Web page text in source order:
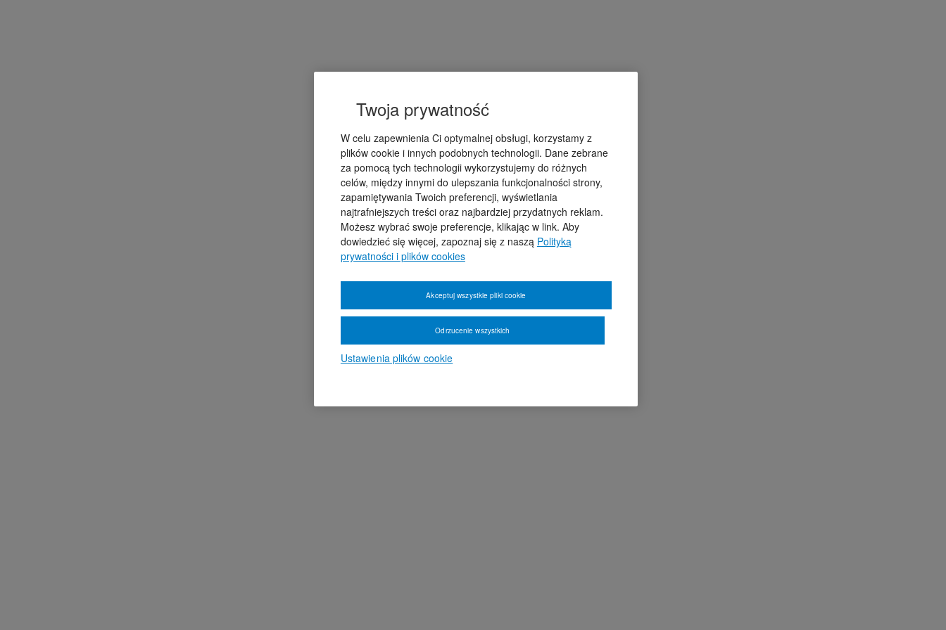
Twoja prywatność
W celu zapewnienia Ci optymalnej obsługi, korzystamy z
plików cookie i innych podobnych technologii. Dane zebrane
za pomocą tych technologii wykorzystujemy do różnych
celów, między innymi do ulepszania funkcjonalności strony,
zapamiętywania Twoich preferencji, wyświetlania
najtrafniejszych treści oraz najbardziej przydatnych reklam.
Możesz wybrać swoje preferencje, klikając w link. Aby
dowiedzieć się więcej, zapoznaj się z naszą Polityką
prywatności i plików cookies
Ustawienia plików cookie
Odrzucenie wszystkich
Akceptuj wszystkie pliki cookie